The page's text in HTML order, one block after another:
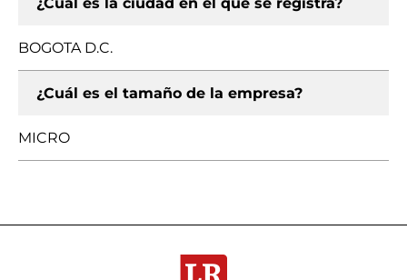
BOGOTA D.C.
¿Cuál es el tamaño de la empresa?
MICRO